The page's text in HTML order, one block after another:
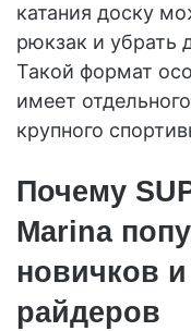
катания доску
рюкзак и убрать
Такой формат
имеет
крупного
Почему
Marina
новичков
райдеров